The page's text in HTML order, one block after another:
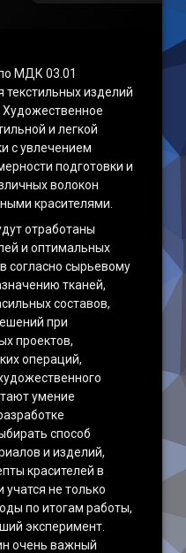
МДК 03.01
текстильных изделий
Художественное
и легкой
с увлечением
подготовки и
волокон
красителями.
отработаны
и оптимальных
согласно сырьевому
тканей,
составов,
при
проектов,
операций,
умение
способ
и изделий,
красителей в
не только
по итогам работы,
эксперимент.
очень важный